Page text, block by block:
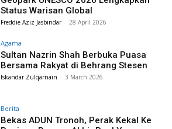
Status Warisan Global
Freddie Aziz Jasbindar - 28 April 2026
Agama
Sultan Nazrin Shah Berbuka Puasa
Bersama Rakyat di Behrang Stesen
Iskandar Zulqarnain - 3 March 2026
Berita
Bekas ADUN Tronoh, Perak Kekal Ke